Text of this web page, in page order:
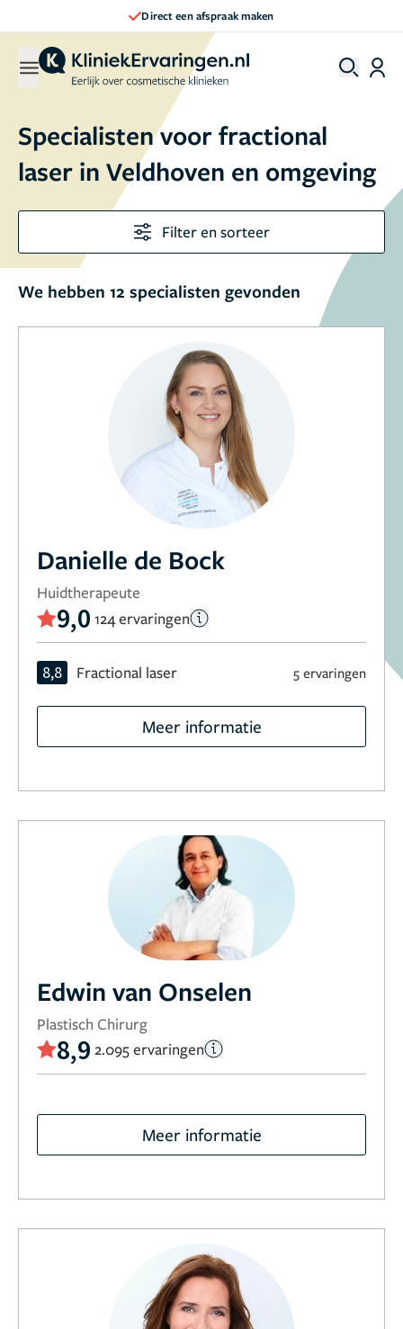
Direct een afspraak maken
Specialisten voor fractional
laser in Veldhoven en omgeving
Filter en sorteer
We hebben 12 specialisten gevonden
Danielle de Bock
Huidtherapeute
9,0 124 ervaringen
8,8 Fractional laser 5 ervaringen
Meer informatie
Edwin van Onselen
Plastisch Chirurg
8,9 2.095 ervaringen
Meer informatie